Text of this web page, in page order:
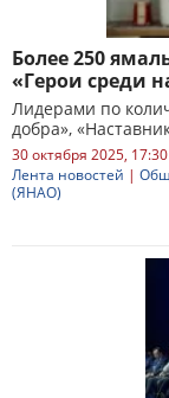
Более 250
«Герои среди
Лидерами по
добра»,
30 октября 2025, 17:30
Лента новостей |
(ЯНАО)